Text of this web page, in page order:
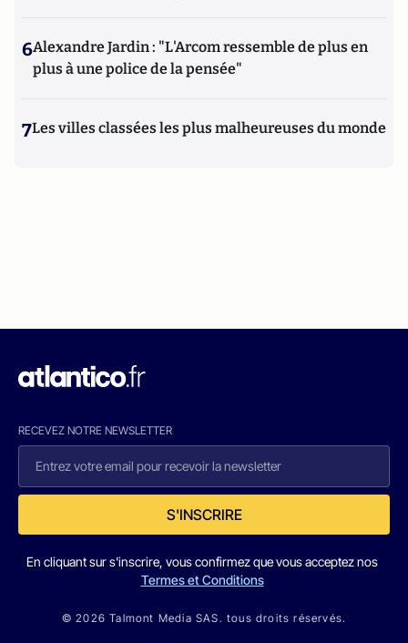
6Alexandre Jardin : "L'Arcom ressemble de plus en
plus à une police de la pensée"
7Les villes classées les plus malheureuses du monde
RECEVEZ NOTRE NEWSLETTER
S'INSCRIRE
En cliquant sur s'inscrire, vous confirmez que vous acceptez nos
Termes et Conditions
© 2026 Talmont Media SAS. tous droits réservés.